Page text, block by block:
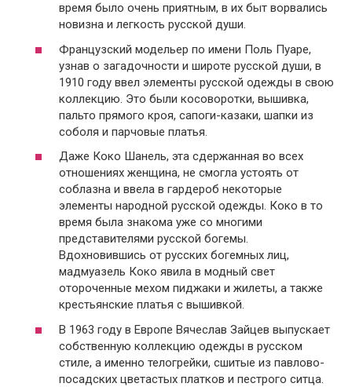
время было очень приятным, в их быт ворвались
новизна и легкость русской души.
Французский модельер по имени Поль Пуаре,
узнав о загадочности и широте русской души, в
1910 году ввел элементы русской одежды в свою
коллекцию. Это были косоворотки, вышивка,
пальто прямого кроя, сапоги-казаки, шапки из
соболя и парчовые платья.
Даже Коко Шанель, эта сдержанная во всех
отношениях женщина, не смогла устоять от
соблазна и ввела в гардероб некоторые
элементы народной русской одежды. Коко в то
время была знакома уже со многими
представителями русской богемы.
Вдохновившись от русских богемных лиц,
мадмуазель Коко явила в модный свет
отороченные мехом пиджаки и жилеты, а также
крестьянские платья с вышивкой.
В 1963 году в Европе Вячеслав Зайцев выпускает
собственную коллекцию одежды в русском
стиле, а именно телогрейки, сшитые из павлово-
посадских цветастых платков и пестрого ситца.